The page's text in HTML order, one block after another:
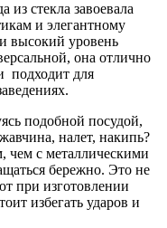
из стекла завоевала
и элегантному
высокий уровень
она отлично
подходит для
подобной посудой,
налет, накипь?
чем с металлическими
бережно. Это не
при изготовлении
избегать ударов и